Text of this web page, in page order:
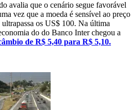
avalia que o cenário segue favorável
vez que a moeda é sensível ao preço
os US$ 100. Na última
do do Banco Inter chegou a
de R$ 5,40 para R$ 5,10.